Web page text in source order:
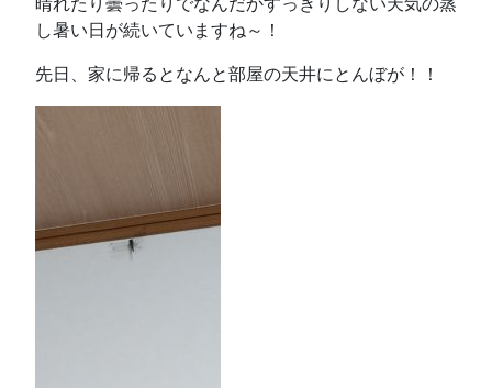
し暑い日が続いていますね～！
先日、家に帰るとなんと部屋の天井にとんぼが！！